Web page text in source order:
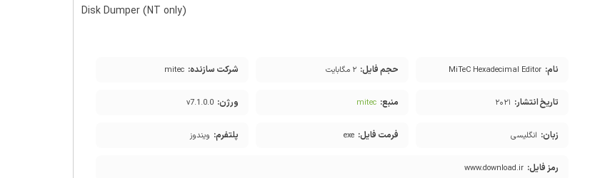
Disk Dumper (NT only)
نام: MiTeC Hexadecimal Editor حجم فایل: ۲ مگابایت شرکت سازنده: mitec
تاریخ انتشار: ۲۰۲۱ منبع: mitec ورژن: v7.1.0.0
زبان: انگلیسی فرمت فایل: exe پلتفرم: ویندوز
رمز فایل: www.download.ir